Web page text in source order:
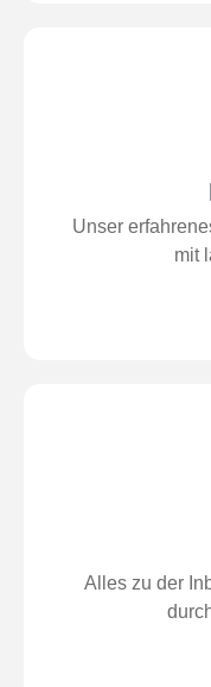
Unser
mit
Alles zu der